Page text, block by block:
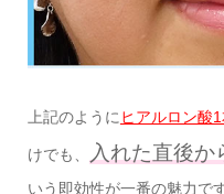
上記のように ヒアルロン酸
けでも、 入れた直後か
いう即効性が一番の魅力です